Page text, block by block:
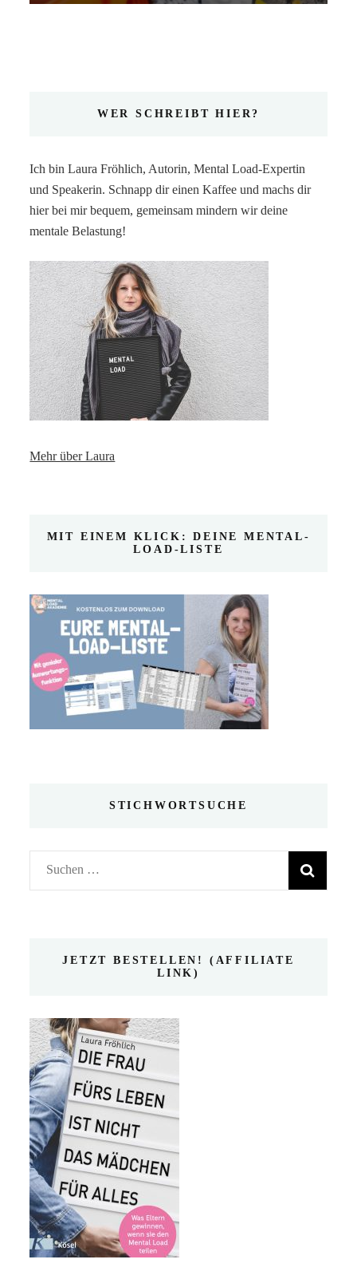
WER SCHREIBT HIER?
Ich bin Laura Fröhlich, Autorin, Mental Load-Expertin
und Speakerin. Schnapp dir einen Kaffee und machs dir
hier bei mir bequem, gemeinsam mindern wir deine
mentale Belastung!
Mehr über Laura
MIT EINEM KLICK: DEINE MENTAL-
LOAD-LISTE
STICHWORTSUCHE
Suchen
nach:
JETZT BESTELLEN! (AFFILIATE
LINK)